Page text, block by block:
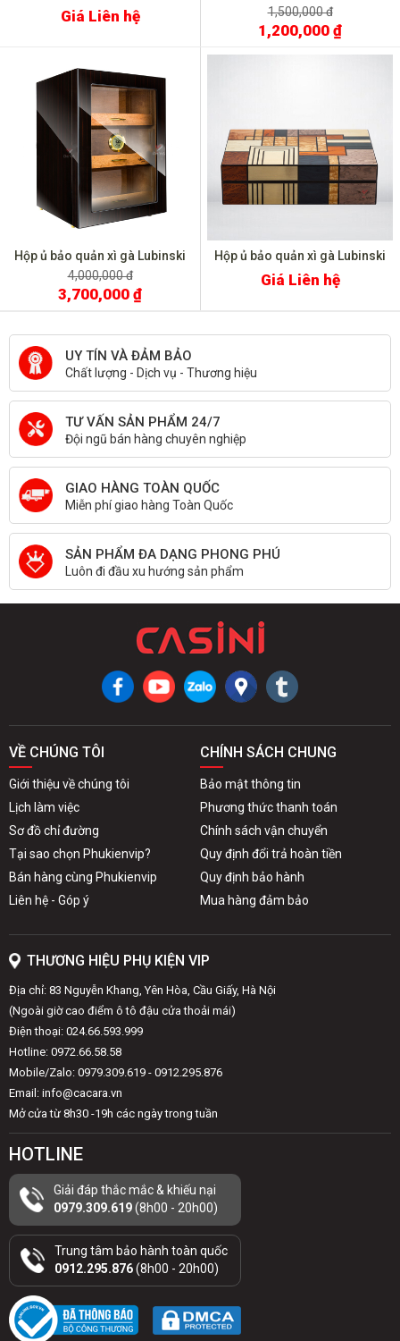
YJA 60020
Giá Liên hệ
1,500,000 đ
1,200,000 ₫
Hộp ủ bảo quản xì gà Lubinski
YJA 60018
4,000,000 đ
3,700,000 ₫
Hộp ủ bảo quản xì gà Lubinski
RA 952
Giá Liên hệ
UY TÍN VÀ ĐẢM BẢO
Chất lượng - Dịch vụ - Thương hiệu
TƯ VẤN SẢN PHẨM 24/7
Đội ngũ bán hàng chuyên nghiệp
GIAO HÀNG TOÀN QUỐC
Miễn phí giao hàng Toàn Quốc
SẢN PHẨM ĐA DẠNG PHONG PHÚ
Luôn đi đầu xu hướng sản phẩm
VỀ CHÚNG TÔI
Giới thiệu về chúng tôi
Lịch làm việc
Sơ đồ chỉ đường
Tại sao chọn Phukienvip?
Bán hàng cùng Phukienvip
Liên hệ - Góp ý
CHÍNH SÁCH CHUNG
Bảo mật thông tin
Phương thức thanh toán
Chính sách vận chuyển
Quy định đổi trả hoàn tiền
Quy định bảo hành
Mua hàng đảm bảo
THƯƠNG HIỆU PHỤ KIỆN VIP
Địa chỉ: 83 Nguyễn Khang, Yên Hòa, Cầu Giấy, Hà Nội
(Ngoài giờ cao điểm ô tô đậu cửa thoải mái)
Điện thoại: 024.66.593.999
Hotline: 0972.66.58.58
Mobile/Zalo: 0979.309.619 - 0912.295.876
Email: info@cacara.vn
Mở cửa từ 8h30 -19h các ngày trong tuần
HOTLINE
Giải đáp thắc mắc & khiếu nại
0979.309.619(8h00 - 20h00)
Trung tâm bảo hành toàn quốc
0912.295.876(8h00 - 20h00)